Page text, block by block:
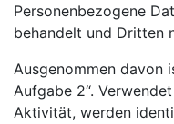
Personenbezogene
behandelt und Dritten
Ausgenommen davon
Aufgabe 2“.
Aktivität, werden